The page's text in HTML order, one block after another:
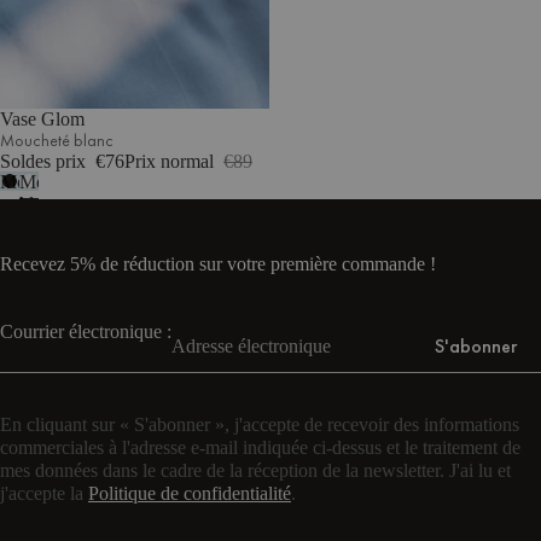
Vase Glom
Moucheté blanc
Soldes prix €76Prix normal €89
Moucheté
noir
Moucheté
blanc
Recevez 5% de réduction sur votre première commande !
Courrier électronique :
S'abonner
En cliquant sur « S'abonner », j'accepte de recevoir des informations
commerciales à l'adresse e-mail indiquée ci-dessus et le traitement de
mes données dans le cadre de la réception de la newsletter. J'ai lu et
j'accepte la Politique de confidentialité.